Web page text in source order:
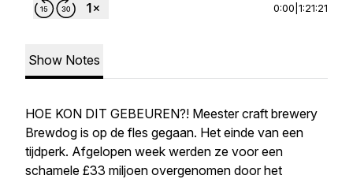
0:00 1:21:21
Show Notes
HOE KON DIT GEBEUREN?! Meester craft brewery
Brewdog is op de fles gegaan. Het einde van een
tijdperk. Afgelopen week werden ze voor een
schamele £33 miljoen overgenomen door het